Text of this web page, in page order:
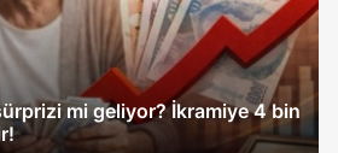
mi geliyor? İkramiye 4 bin